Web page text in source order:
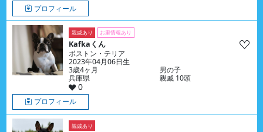
プロフィール
親戚あり お里情報あり
Kafkaくん
ボストン・テリア
2023年04月06日生
3歳4ヶ月
男の子
兵庫県
親戚 10頭
0
プロフィール
親戚あり